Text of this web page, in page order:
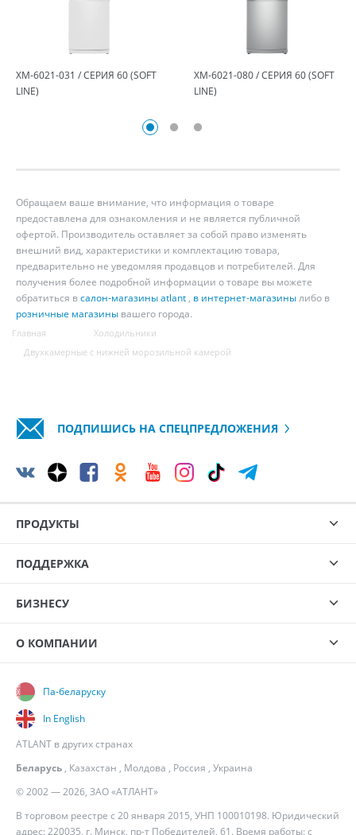
ХМ-6021-031 / СЕРИЯ 60 (SOFT
LINE)
ХМ-6021-080 / СЕРИЯ 60 (SOFT
LINE)
Обращаем ваше внимание, что информация о товаре
предоставлена для ознакомления и не является публичной
офертой. Производитель оставляет за собой право изменять
внешний вид, характеристики и комплектацию товара,
предварительно не уведомляя продавцов и потребителей. Для
получения более подробной информации о товаре вы можете
обратиться всалон-магазины atlant , в интернет-магазинылибо в
розничные магазины вашего города.
Главная
Холодильники
Двухкамерные с нижней морозильной камерой
ПОДПИШИСЬ НА СПЕЦПРЕДЛОЖЕНИЯ
ПРОДУКТЫ
ПОДДЕРЖКА
БИЗНЕСУ
О КОМПАНИИ
© 2002 — 2026, ЗАО «АТЛАНТ»
В торговом реестре с 20 января 2015, УНП 100010198. Юридический
адрес: 220035, г. Минск, пр-т Победителей, 61. Время работы: с
Па-беларуску
In English
ATLANT в других странах
Беларусь , Казахстан , Молдова , Россия , Украина